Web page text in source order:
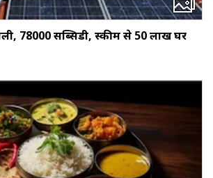
₹78000 सब्सिडी, स्कीम से 50 लाख घर